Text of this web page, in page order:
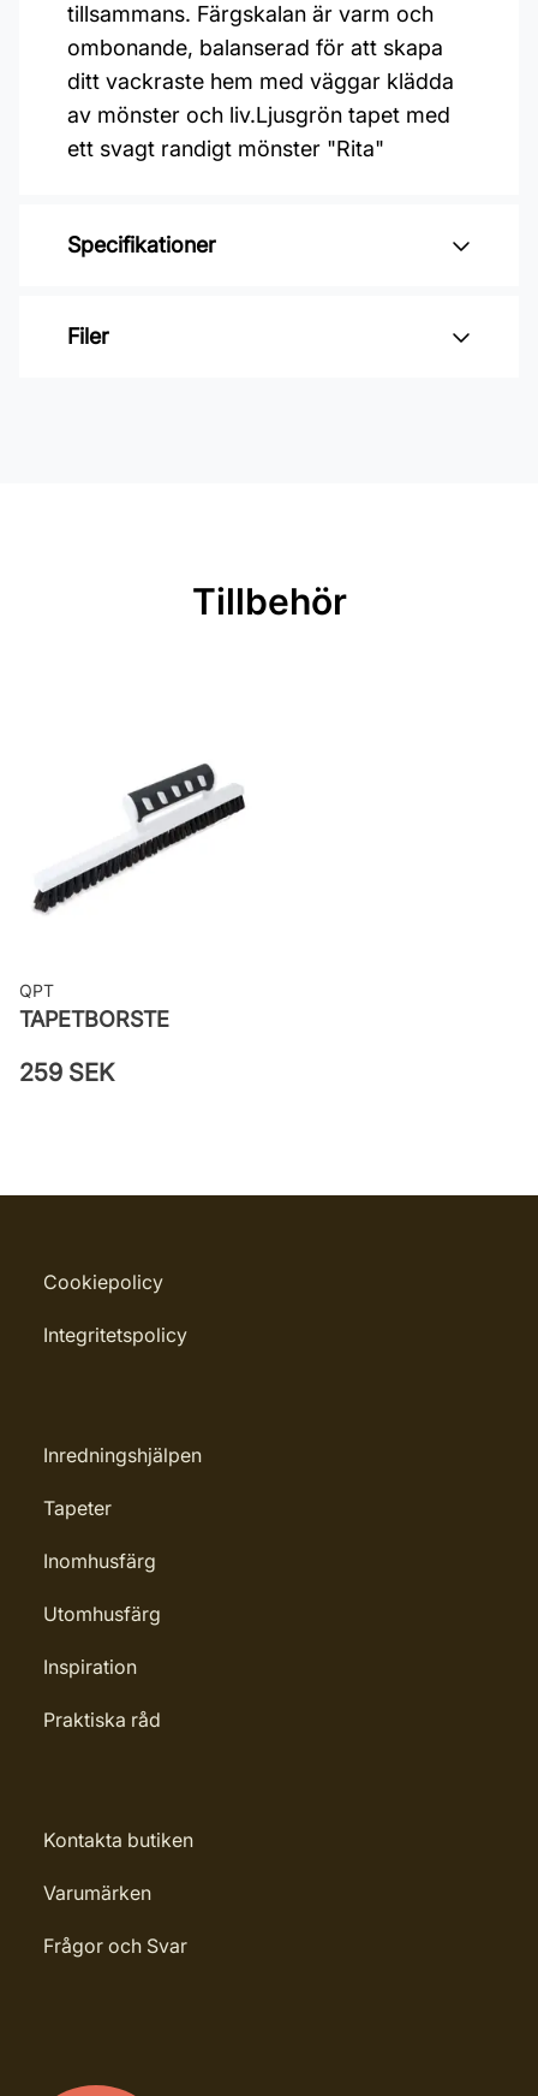
tillsammans. Färgskalan är varm och
ombonande, balanserad för att skapa
ditt vackraste hem med väggar klädda
av mönster och liv.Ljusgrön tapet med
ett svagt randigt mönster "Rita"
Specifikationer
Varumärke: Midbec Tapeter
Rekommenderat lim: Hernia non
Filer
Tillbehör
QPT
TAPETBORSTE
259 SEK
Cookiepolicy
Integritetspolicy
Inredningshjälpen
Tapeter
Inomhusfärg
Utomhusfärg
Inspiration
Praktiska råd
Kontakta butiken
Varumärken
Frågor och Svar